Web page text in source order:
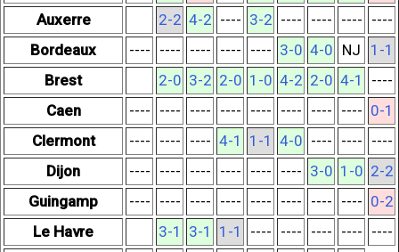
Auxerre
2-2 4-2 ---- 3-2 ---- ---- ---- ----
Bordeaux
---- ---- ---- ---- ---- 3-0 4-0 NJ
1-1
Brest
2-0 3-2 2-0 1-0 4-2 2-0 4-1
----
Caen
---- ---- ---- ---- ---- ---- ---- ---- 0-1
Clermont
---- ---- ---- 4-1 1-1 4-0 ---- ---- ----
Dijon
---- ---- ---- ---- ---- ---- 3-0 1-0 2-2
Guingamp
---- ---- ---- ---- ---- ---- ---- ---- 0-2
Le Havre
3-1 3-1 1-1 ---- ---- ---- ---- ----